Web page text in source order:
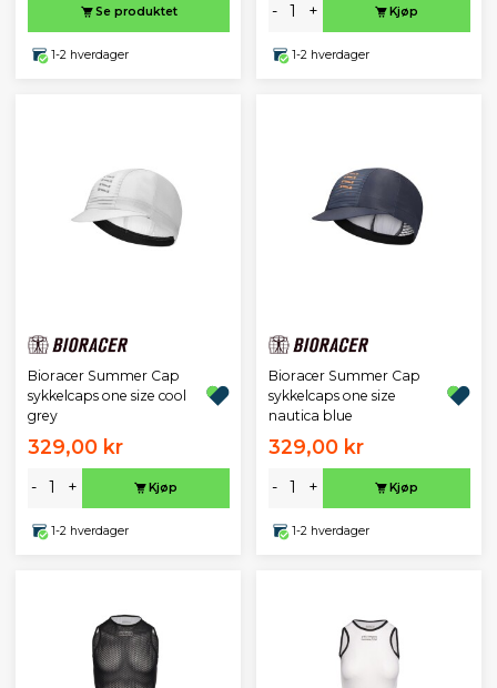
Se produktet
1-2 hverdager
- + Kjøp
1-2 hverdager
Bioracer Summer Cap
sykkelcaps one size cool
grey
329,00 kr
- + Kjøp
1-2 hverdager
Bioracer Summer Cap
sykkelcaps one size
nautica blue
329,00 kr
- + Kjøp
1-2 hverdager